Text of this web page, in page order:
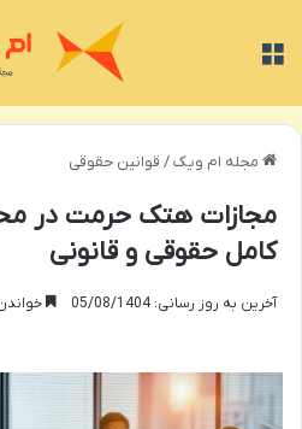
مجله ام ویک/ قوانین حقوقی
مجازات هتک حرمت در
کامل حقوقی و قانونی
آخرین به روز رسانی: 05/08/1404 خواندن این